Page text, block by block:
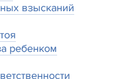
взысканий
ребенком